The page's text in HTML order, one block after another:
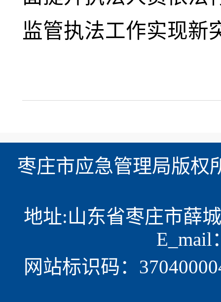
监管执法工作实现新
枣庄市应急管理局版权
地址:山东省枣庄市薛
E_mail
网站标识码：